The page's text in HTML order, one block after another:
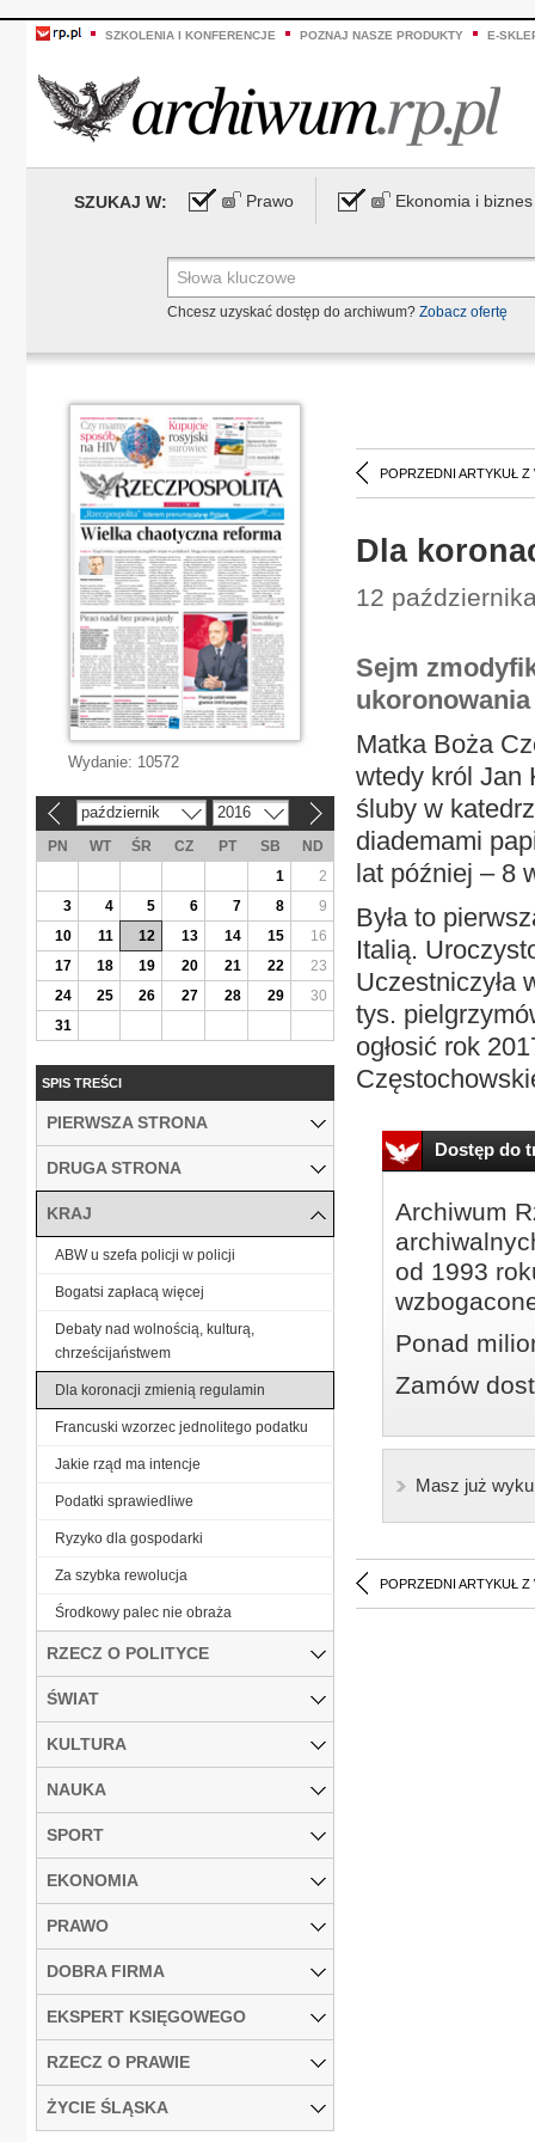
SZKOLENIA I KONFERENCJE POZNAJ NASZE PRODUKTY E-
SZUKAJ W: Prawo Ekonomia i biznes
Chcesz uzyskać dostęp do archiwum? Zobacz ofertę
POPRZEDNI ARTYKUŁ Z
Dla
12
Sejm
Matka Boża
wtedy król Jan
śluby w
diademami
lat później – 8
Była to
Italią.
Uczestniczyła
tys.
ogłosić rok
Dostęp do
Archiwum
od 1993
Ponad
Zamów
Masz już
POPRZEDNI ARTYKUŁ Z
Wydanie: 10572
październik 2016
PN WT ŚR CZ PT SB
ND
1
2
3
4 5 6 7 8
9
10
11 12 13 14 15
16
17
18 19 20 21 22
23
24
25 26 27 28 29
30
31
SPIS TREŚCI
PIERWSZA STRONA
DRUGA STRONA
KRAJ
ABW u szefa policji w policji
Bogatsi zapłacą więcej
Debaty nad wolnością, kulturą,
chrześcijaństwem
Dla koronacji zmienią regulamin
Francuski wzorzec jednolitego podatku
Jakie rząd ma intencje
Podatki sprawiedliwe
Ryzyko dla gospodarki
Za szybka rewolucja
Środkowy palec nie obraża
RZECZ O POLITYCE
ŚWIAT
KULTURA
NAUKA
SPORT
EKONOMIA
PRAWO
DOBRA FIRMA
EKSPERT KSIĘGOWEGO
RZECZ O PRAWIE
ŻYCIE ŚLĄSKA